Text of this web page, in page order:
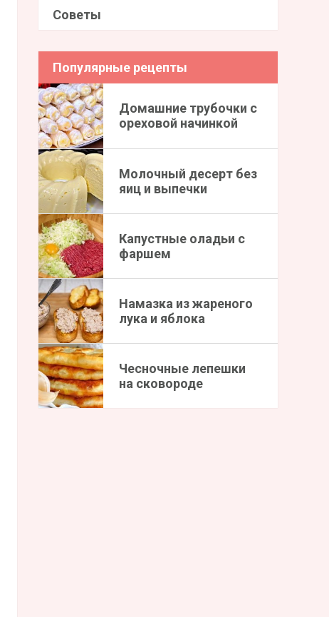
Советы
Популярные рецепты
Домашние трубочки с
ореховой начинкой
Молочный десерт без
яиц и выпечки
Капустные оладьи с
фаршем
Намазка из жареного
лука и яблока
Чесночные лепешки
на сковороде